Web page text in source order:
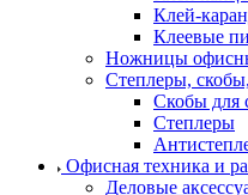
Клей-
Клеевые
Ножницы
Степлеры,
Скобы для
Степлеры
Офисная техника и
Деловые